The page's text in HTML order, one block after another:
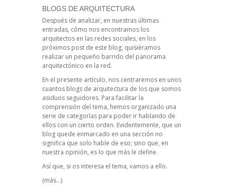
BLOGS DE ARQUITECTURA
Después de analizar, en nuestras últimas
entradas, cómo nos encontramos los
arquitectos en las redes sociales, en los
próximos post de este blog, quisiéramos
realizar un pequeño barrido del panorama
arquitectónico en la red.
En el presente artículo, nos centraremos en unos
cuantos blogs de arquitectura de los que somos
asiduos seguidores. Para facilitar la
comprensión del tema, hemos organizado una
serie de categorías para poder ir hablando de
ellos con un cierto orden. Evidentemente, que un
blog quede enmarcado en una sección no
significa que solo hable de eso; sino que, en
nuestra opinión, es lo que más le define.
Así que, si os interesa el tema, vamos a ello.
(más…)